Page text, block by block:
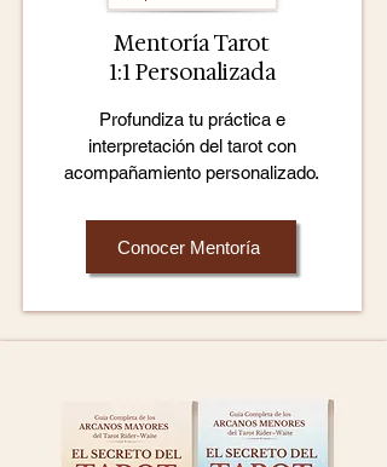
Mentoría Tarot
1:1 Personalizada
Profundiza tu práctica e
interpretación del tarot con
acompañamiento personalizado.
Conocer Mentoría